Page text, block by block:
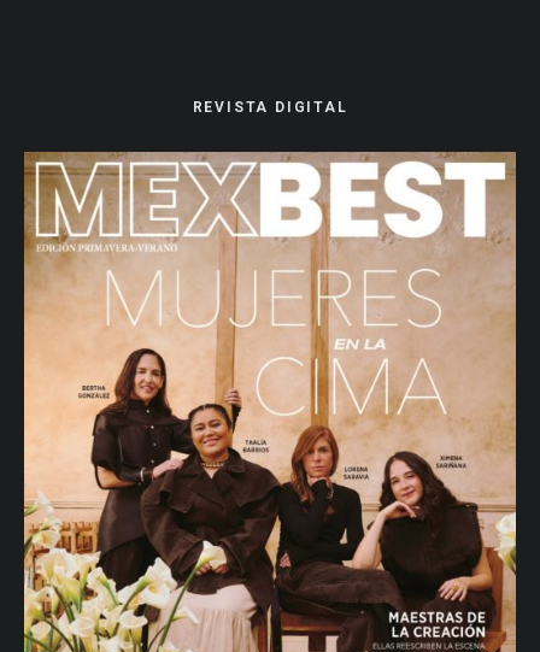
REVISTA DIGITAL